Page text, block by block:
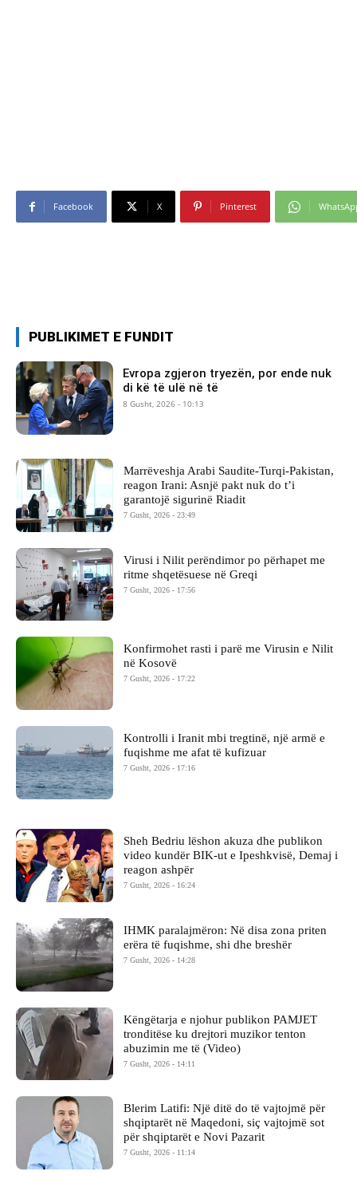
Facebook X Pinterest
PUBLIKIMET E FUNDIT
Evropa zgjeron tryezën, por ende nuk
di kë të ulë në të
8 Gusht, 2026 - 10:13
Marrëveshja Arabi Saudite-Turqi-Pakistan,
reagon Irani: Asnjë pakt nuk do t’i
garantojë sigurinë Riadit
7 Gusht, 2026 - 23:49
Virusi i Nilit perëndimor po përhapet me
ritme shqetësuese në Greqi
7 Gusht, 2026 - 17:56
Konfirmohet rasti i parë me Virusin e Nilit
në Kosovë
7 Gusht, 2026 - 17:22
Kontrolli i Iranit mbi tregtinë, një armë e
fuqishme me afat të kufizuar
7 Gusht, 2026 - 17:16
Sheh Bedriu lëshon akuza dhe publikon
video kundër BIK-ut e Ipeshkvisë, Demaj i
reagon ashpër
7 Gusht, 2026 - 16:24
IHMK paralajmëron: Në disa zona priten
erëra të fuqishme, shi dhe breshër
7 Gusht, 2026 - 14:28
Këngëtarja e njohur publikon PAMJET
tronditëse ku drejtori muzikor tenton
abuzimin me të (Video)
7 Gusht, 2026 - 14:11
Blerim Latifi: Një ditë do të vajtojmë për
shqiptarët në Maqedoni, siç vajtojmë sot
për shqiptarët e Novi Pazarit
7 Gusht, 2026 - 11:14